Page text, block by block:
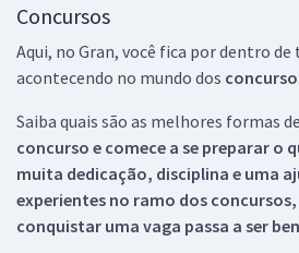
Concursos
Aqui, no Gran, você fica por dentro de
acontecendo no mundo dos
Saiba quais são as melhores formas de
concurso e comece a se preparar o
muita dedicação, disciplina e uma
experientes no ramo dos concursos,
conquistar uma vaga passa a ser